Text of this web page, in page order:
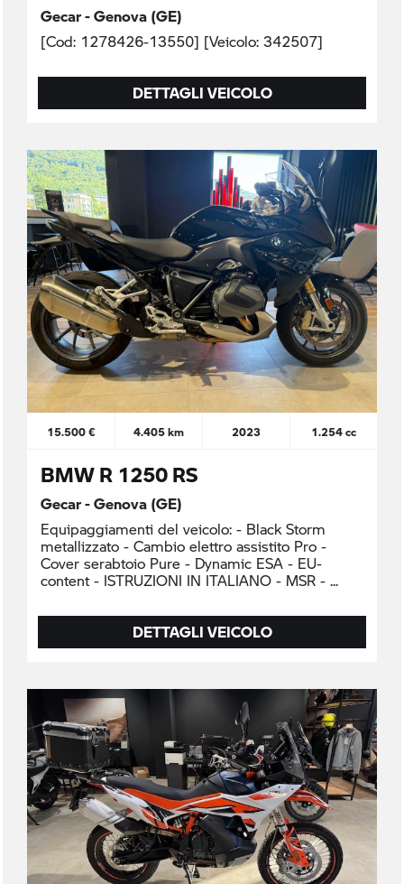
Gecar - Genova (GE)
[Cod: 1278426-13550] [Veicolo: 342507]
DETTAGLI VEICOLO
15.500 € 4.405 km 2023 1.254 cc
BMW R 1250 RS
Gecar - Genova (GE)
Equipaggiamenti del veicolo: - Black Storm
metallizzato - Cambio elettro assistito Pro -
Cover serabtoio Pure - Dynamic ESA - EU-
content - ISTRUZIONI IN ITALIANO - MSR -
DETTAGLI VEICOLO